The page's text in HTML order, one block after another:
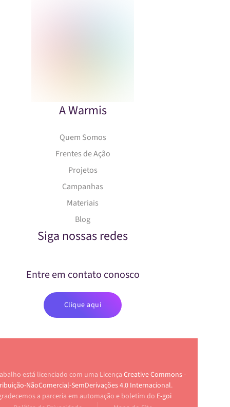
A Warmis
Quem Somos
Frentes de Ação
Projetos
Campanhas
Materiais
Blog
Siga nossas redes
Entre em contato conosco
Clique aqui
está licenciado com uma Licença Creative Commons -
NãoComercial-SemDerivações 4.0 Internacional.
a parceria em automação e boletim do E-goi